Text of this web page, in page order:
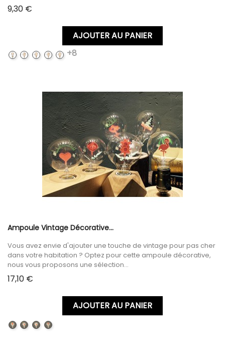
Prix
9,30 €
AJOUTER AU PANIER
A19G80G80G95G95+8
Ampoule Vintage Décorative...
Vous avez envie d'ajouter une touche de vintage pour pas cher
dans votre habitation ? Optez pour cette ampoule décorative,
nous vous proposons une sélection...
Prix
17,10 €
AJOUTER AU PANIER
SUNFLOWERS
I
LOVEROSE